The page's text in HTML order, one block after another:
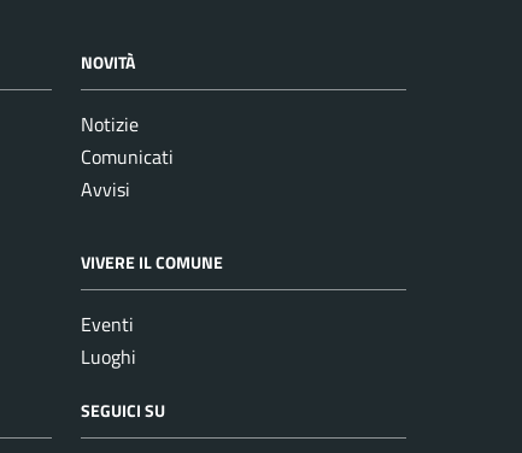
NOVITÀ
Notizie
Comunicati
Avvisi
VIVERE IL COMUNE
Eventi
Luoghi
SEGUICI SU